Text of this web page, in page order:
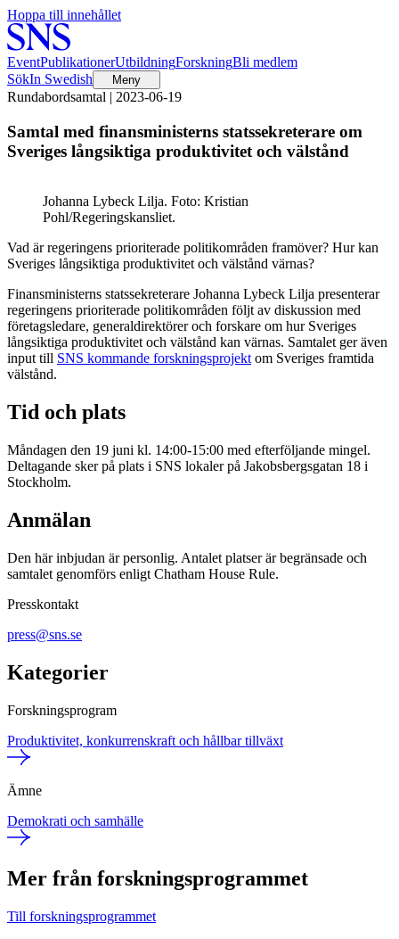
Hoppa till innehållet
EventPublikationerUtbildningForskningBli medlem
SökIn Swedish Meny
Rundabordsamtal | 2023-06-19
Samtal med finansministerns statssekreterare om
Sveriges långsiktiga produktivitet och välstånd
Johanna Lybeck Lilja. Foto: Kristian
Pohl/Regeringskansliet.
Vad är regeringens prioriterade politikområden framöver? Hur kan
Sveriges långsiktiga produktivitet och välstånd värnas?
Finansministerns statssekreterare Johanna Lybeck Lilja presenterar
regeringens prioriterade politikområden följt av diskussion med
företagsledare, generaldirektörer och forskare om hur Sveriges
långsiktiga produktivitet och välstånd kan värnas. Samtalet ger även
input till SNS kommande forskningsprojektom Sveriges framtida
välstånd.
Tid och plats
Måndagen den 19 juni kl. 14:00-15:00 med efterföljande mingel.
Deltagande sker på plats i SNS lokaler på Jakobsbergsgatan 18 i
Stockholm.
Anmälan
Den här inbjudan är personlig. Antalet platser är begränsade och
samtalet genomförs enligt Chatham House Rule.
Presskontakt
press@sns.se
Kategorier
Forskningsprogram
Produktivitet, konkurrenskraft och hållbar tillväxt
Ämne
Demokrati och samhälle
Mer från forskningsprogrammet
Till forskningsprogrammet